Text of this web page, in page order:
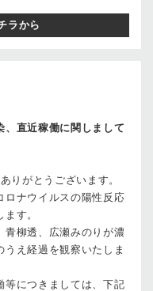
ラから
、直近稼働に関しまして
りがとうございます。
ロナウイルスの陽性反応
す。
青柳透、広瀬みのりが濃
え経過を観察いたしま
等につきましては、下記